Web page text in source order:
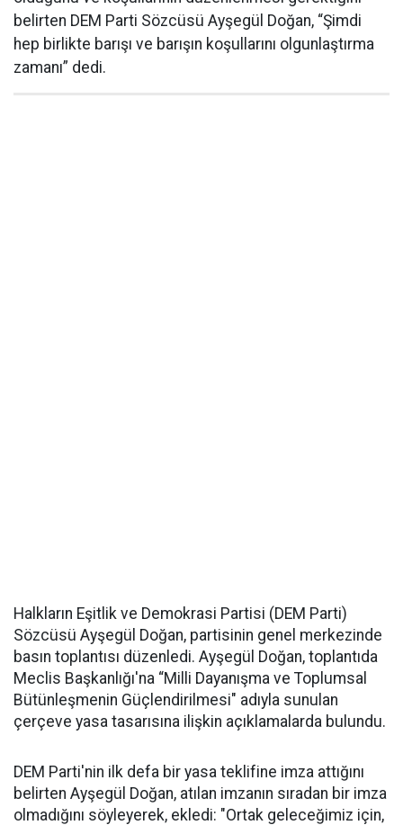
belirten DEM Parti Sözcüsü Ayşegül Doğan, “Şimdi
hep birlikte barışı ve barışın koşullarını olgunlaştırma
zamanı” dedi.
Halkların Eşitlik ve Demokrasi Partisi (DEM Parti)
Sözcüsü Ayşegül Doğan, partisinin genel merkezinde
basın toplantısı düzenledi. Ayşegül Doğan, toplantıda
Meclis Başkanlığı'na “Milli Dayanışma ve Toplumsal
Bütünleşmenin Güçlendirilmesi" adıyla sunulan
çerçeve yasa tasarısına ilişkin açıklamalarda bulundu.
DEM Parti'nin ilk defa bir yasa teklifine imza attığını
belirten Ayşegül Doğan, atılan imzanın sıradan bir imza
olmadığını söyleyerek, ekledi: "Ortak geleceğimiz için,